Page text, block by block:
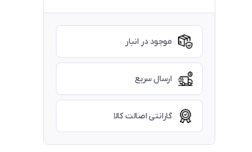
موجود در انبار
ارسال سریع
گارانتی اصالت کالا